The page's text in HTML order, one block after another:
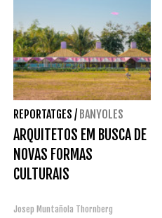
REPORTATGES / BANYOLES
ARQUITETOS EM BUSCA DE
NOVAS FORMAS
CULTURAIS
Josep Muntañola Thornberg